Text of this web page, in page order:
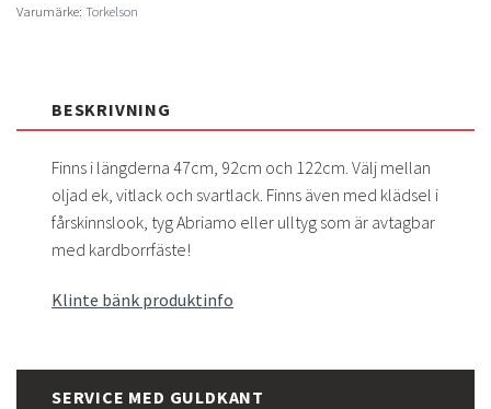
Varumärke: Torkelson
BESKRIVNING
Finns i längderna 47cm, 92cm och 122cm. Välj mellan
oljad ek, vitlack och svartlack. Finns även med klädsel i
fårskinnslook, tyg Abriamo eller ulltyg som är avtagbar
med kardborrfäste!
Klinte bänk produktinfo
SERVICE MED GULDKANT